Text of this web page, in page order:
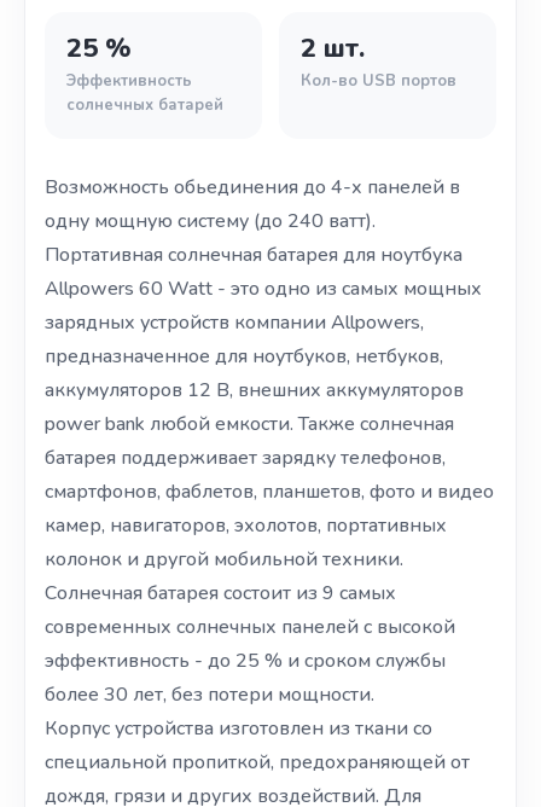
25 %
Эффективность
солнечных батарей
2 шт.
Кол-во USB портов
Возможность обьединения до 4-х панелей в
одну мощную систему (до 240 ватт).
Портативная солнечная батарея для ноутбука
Allpowers 60 Watt - это одно из самых мощных
зарядных устройств компании Allpowers,
предназначенное для ноутбуков, нетбуков,
аккумуляторов 12 В, внешних аккумуляторов
power bank любой емкости. Также солнечная
батарея поддерживает зарядку телефонов,
смартфонов, фаблетов, планшетов, фото и видео
камер, навигаторов, эхолотов, портативных
колонок и другой мобильной техники.
Солнечная батарея состоит из 9 самых
современных солнечных панелей с высокой
эффективность - до 25 % и сроком службы
более 30 лет, без потери мощности.
Корпус устройства изготовлен из ткани со
специальной пропиткой, предохраняющей от
дождя, грязи и других воздействий. Для